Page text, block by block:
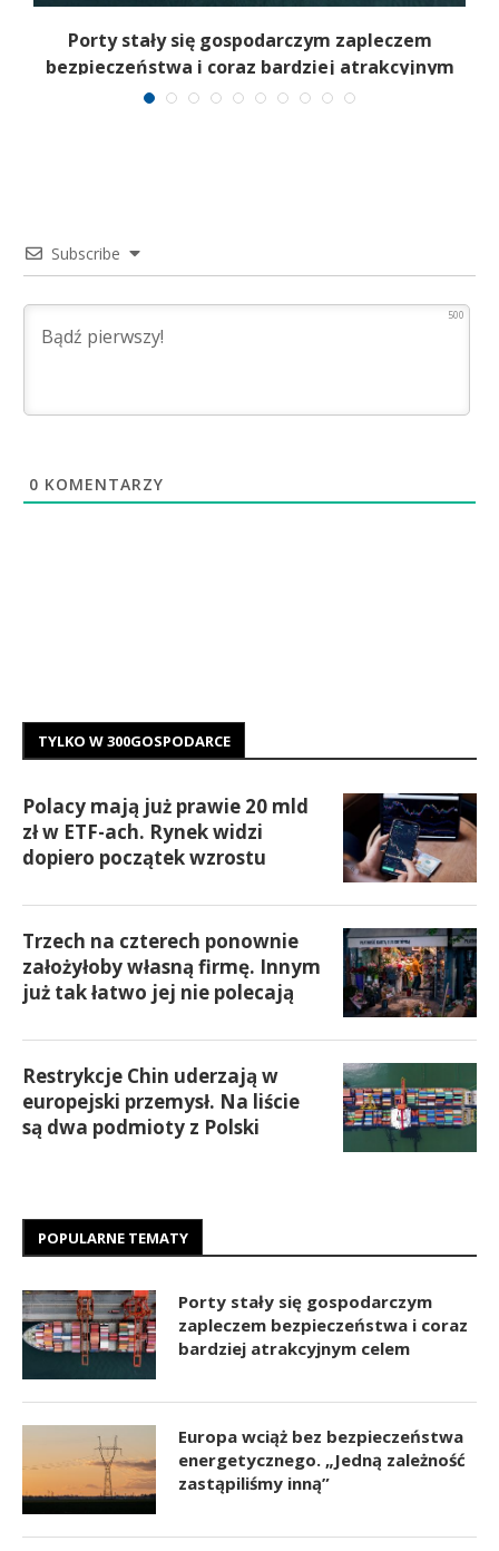
Porty stały się gospodarczym zapleczem
bezpieczeństwa i coraz bardziej atrakcyjnym
celem
Subscribe
500
0 KOMENTARZY
TYLKO W 300GOSPODARCE
Polacy mają już prawie 20 mld
zł w ETF-ach. Rynek widzi
dopiero początek wzrostu
Trzech na czterech ponownie
założyłoby własną firmę. Innym
już tak łatwo jej nie polecają
Restrykcje Chin uderzają w
europejski przemysł. Na liście
są dwa podmioty z Polski
POPULARNE TEMATY
Porty stały się gospodarczym
zapleczem bezpieczeństwa i coraz
bardziej atrakcyjnym celem
Europa wciąż bez bezpieczeństwa
energetycznego. „Jedną zależność
zastąpiliśmy inną”